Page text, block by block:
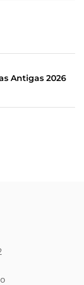
Antigas 2026